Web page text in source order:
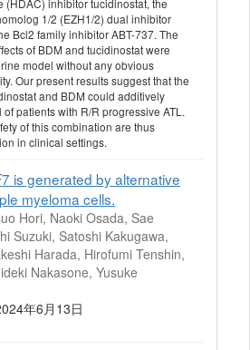
1/2 (EZH1/2) dual inhibitor
Bcl2 family inhibitor ABT-737. The
of BDM and tucidinostat were
model without any obvious
Our present results suggest that the
and BDM could additively
patients with R/R progressive ATL.
of this combination are thus
in clinical settings.
is generated by alternative
myeloma cells.
Hori, Naoki Osada, Sae
Suzuki, Satoshi Kakugawa,
Harada, Hirofumi Tenshin,
Nakasone, Yusuke
年6月13日